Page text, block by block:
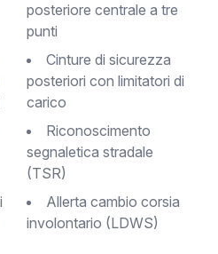
posteriore centrale a tre
punti
Cinture di sicurezza
posteriori con limitatori di
carico
Riconoscimento
segnaletica stradale
(TSR)
Allerta cambio corsia
involontario (LDWS)